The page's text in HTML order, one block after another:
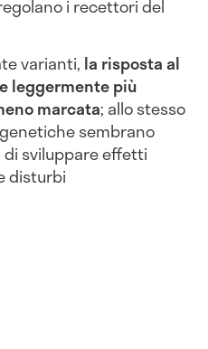
i recettori del
varianti, la risposta al
leggermente più
marcata; allo stesso
sembrano
sviluppare effetti
disturbi